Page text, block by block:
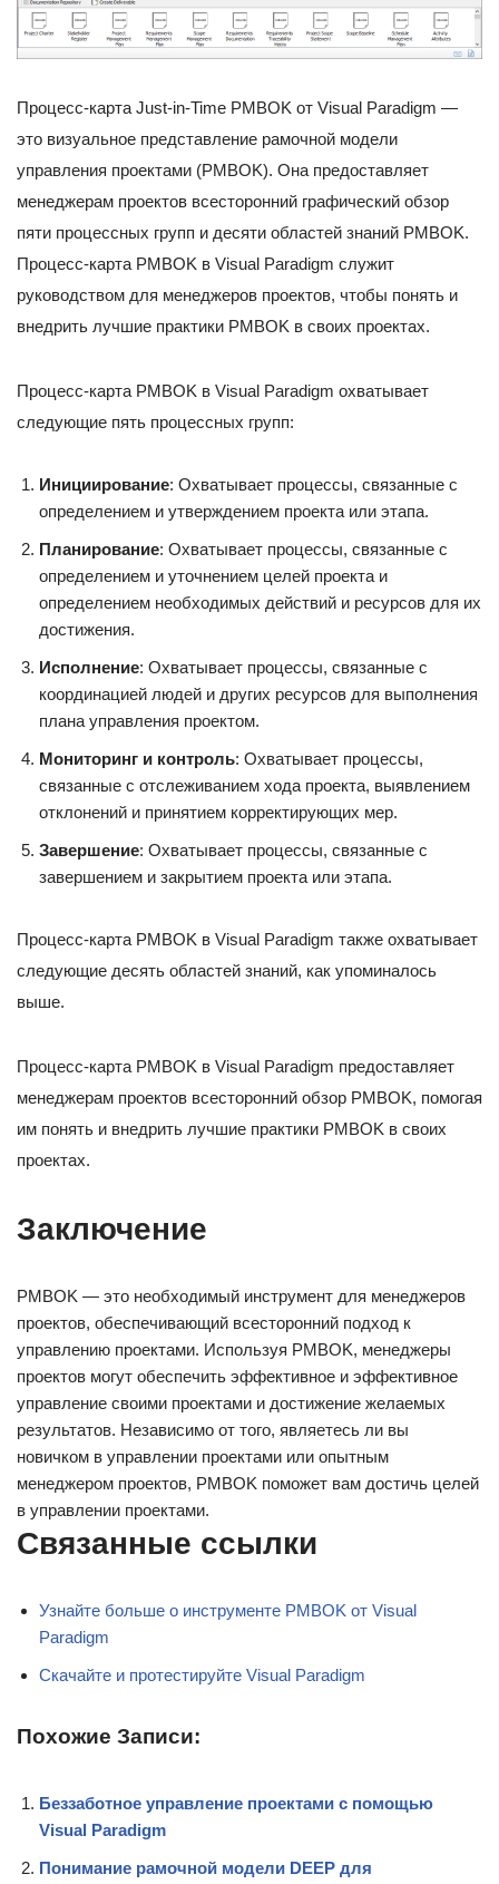
Процесс-карта Just-in-Time PMBOK от Visual Paradigm —
это визуальное представление рамочной модели
управления проектами (PMBOK). Она предоставляет
менеджерам проектов всесторонний графический обзор
пяти процессных групп и десяти областей знаний PMBOK.
Процесс-карта PMBOK в Visual Paradigm служит
руководством для менеджеров проектов, чтобы понять и
внедрить лучшие практики PMBOK в своих проектах.
Процесс-карта PMBOK в Visual Paradigm охватывает
следующие пять процессных групп:
Инициирование: Охватывает процессы, связанные с
определением и утверждением проекта или этапа.
Планирование: Охватывает процессы, связанные с
определением и уточнением целей проекта и
определением необходимых действий и ресурсов для их
достижения.
Исполнение: Охватывает процессы, связанные с
координацией людей и других ресурсов для выполнения
плана управления проектом.
Мониторинг и контроль: Охватывает процессы,
связанные с отслеживанием хода проекта, выявлением
отклонений и принятием корректирующих мер.
Завершение: Охватывает процессы, связанные с
завершением и закрытием проекта или этапа.
Процесс-карта PMBOK в Visual Paradigm также охватывает
следующие десять областей знаний, как упоминалось
выше.
Процесс-карта PMBOK в Visual Paradigm предоставляет
менеджерам проектов всесторонний обзор PMBOK, помогая
им понять и внедрить лучшие практики PMBOK в своих
проектах.
Заключение
PMBOK — это необходимый инструмент для менеджеров
проектов, обеспечивающий всесторонний подход к
управлению проектами. Используя PMBOK, менеджеры
проектов могут обеспечить эффективное и эффективное
управление своими проектами и достижение желаемых
результатов. Независимо от того, являетесь ли вы
новичком в управлении проектами или опытным
менеджером проектов, PMBOK поможет вам достичь целей
в управлении проектами.
Связанные ссылки
Узнайте больше о инструменте PMBOK от Visual
Paradigm
Скачайте и протестируйте Visual Paradigm
Похожие Записи:
Беззаботное управление проектами с помощью
Visual Paradigm
Понимание рамочной модели DEEP для